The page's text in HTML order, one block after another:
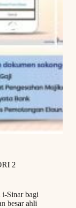
2
i-Sinar bagi
besar ahli